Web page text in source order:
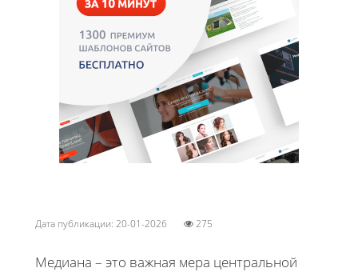
Дата публикации: 20-01-2026 275
Медиана – это важная мера центральной